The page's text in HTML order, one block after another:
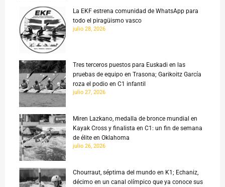
La EKF estrena comunidad de WhatsApp para
todo el piragüismo vasco
julio 28, 2026
Tres terceros puestos para Euskadi en las
pruebas de equipo en Trasona; Garikoitz García
roza el podio en C1 infantil
julio 27, 2026
Miren Lazkano, medalla de bronce mundial en
Kayak Cross y finalista en C1: un fin de semana
de élite en Oklahoma
julio 26, 2026
Chourraut, séptima del mundo en K1; Echaniz,
décimo en un canal olímpico que ya conoce sus